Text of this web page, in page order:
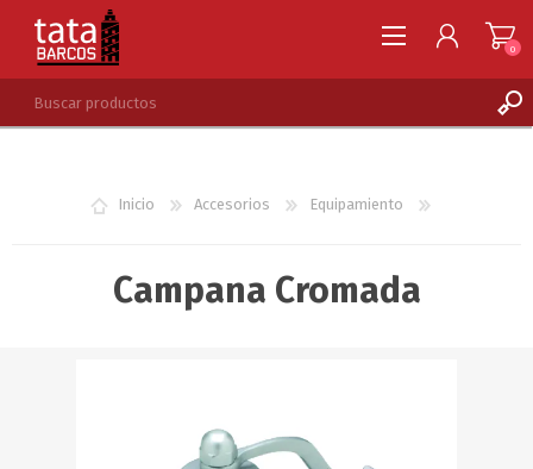
LISTA DE DESEOS
0
Inicio Accesorios Equipamiento
Campana Cromada